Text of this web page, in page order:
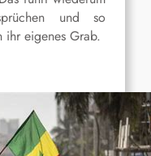
und so
ihr eigenes Grab.